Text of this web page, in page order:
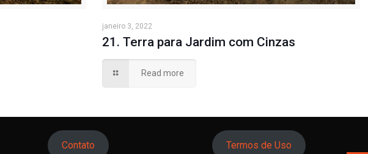
janeiro 3, 2022
21. Terra para Jardim com Cinzas
Read more
Contato Termos de Uso